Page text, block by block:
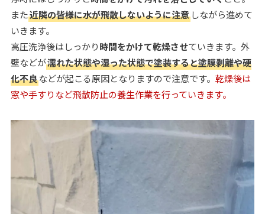
また近隣の皆様に水が飛散しないように注意しながら進めて
いきます。
高圧洗浄後はしっかり時間をかけて乾燥させていきます。外
壁などが濡れた状態や湿った状態で塗装すると塗膜剥離や硬
化不良などが起こる原因となりますので注意です。 乾燥後は
窓や手すりなど飛散防止の養生作業を行っていきます。